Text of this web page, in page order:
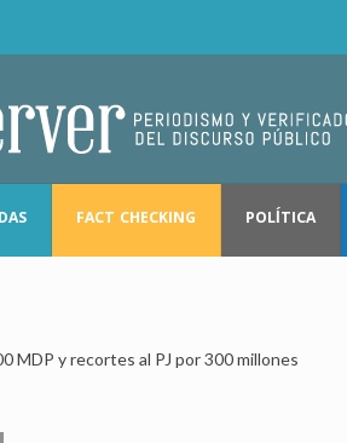
FACT CHECKING POLÍTICA
MDP y recortes al PJ por 300 millones